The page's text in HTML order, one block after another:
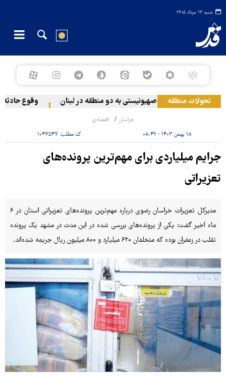
شنبه ۱۷ مرداد ۱۴۰۵
تحولات منطقه
حمله رژیم صهیونیستی به دو منطقه در لبنان وقوع حادثه
خراسان اقتصادی
۱۸ بهمن ۱۴۰۳ - ۰۸:۴۹ کد مطلب:۱۰۴۷۵۴۷
جرایم میلیاردی برای مهم‌ترین پرونده‌های
تعزیراتی
مدیرکل تعزیرات خراسان رضوی درباره مهم‌ترین پرونده‌های تعزیراتی استان در ۶
ماه اخیر گفت: یکی از پرونده‌های بررسی شده در این مدت در مشهد یک پرونده
تقلب در زعفران بوده که متخلفان ۶۲۰ میلیارد و ۸۰۰ میلیون ریال جریمه شده‌اند.